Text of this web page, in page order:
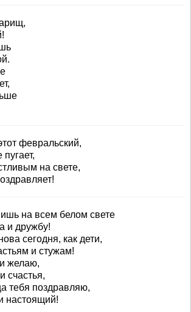
февральский,
на свете,
на всем белом свете
и дружбу!
сегодня, как дети,
и стужам!
желаю,
счастья,
тебя поздравляю,
настоящий!